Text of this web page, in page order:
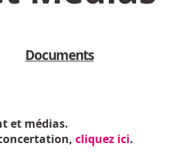
Documents
et médias.
cliquez ici.